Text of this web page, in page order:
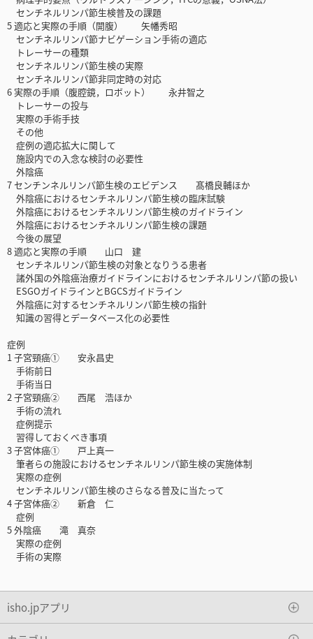
センチネルリンパ節生検普及の課題
5 適応と実際の手順（開腹） 矢幡秀昭
センチネルリンパ節ナビゲーション手術の適応
トレーサーの種類
センチネルリンパ節生検の実際
センチネルリンパ節非同定時の対応
6 実際の手順（腹腔鏡，ロボット） 永井智之
トレーサーの投与
実際の手術手技
その他
症例の適応拡大に関して
施設内での入念な検討の必要性
外陰癌
7 センチンネルリンパ節生検のエビデンス 髙橋良輔ほか
外陰癌におけるセンチネルリンパ節生検の臨床試験
外陰癌におけるセンチネルリンパ節生検のガイドライン
外陰癌におけるセンチネルリンパ節生検の課題
今後の展望
8 適応と実際の手順 山口 建
センチネルリンパ節生検の対象となりうる患者
諸外国の外陰癌治療ガイドラインにおけるセンチネルリンパ節の扱い
ESGOガイドラインとBGCSガイドライン
外陰癌に対するセンチネルリンパ節生検の指針
知識の習得とデータベース化の必要性
症例
1 子宮頸癌① 安永昌史
手術前日
手術当日
2 子宮頸癌② 西尾 浩ほか
手術の流れ
症例提示
習得しておくべき事項
3 子宮体癌① 戸上真一
筆者らの施設におけるセンチネルリンパ節生検の実施体制
実際の症例
センチネルリンパ節生検のさらなる普及に当たって
4 子宮体癌② 新倉 仁
症例
5 外陰癌 滝 真奈
実際の症例
手術の実際
isho.jpアプリ